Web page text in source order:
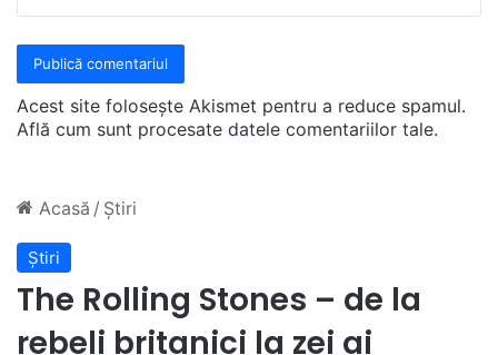
Acest site folosește Akismet pentru a reduce spamul.
Află cum sunt procesate datele comentariilor tale.